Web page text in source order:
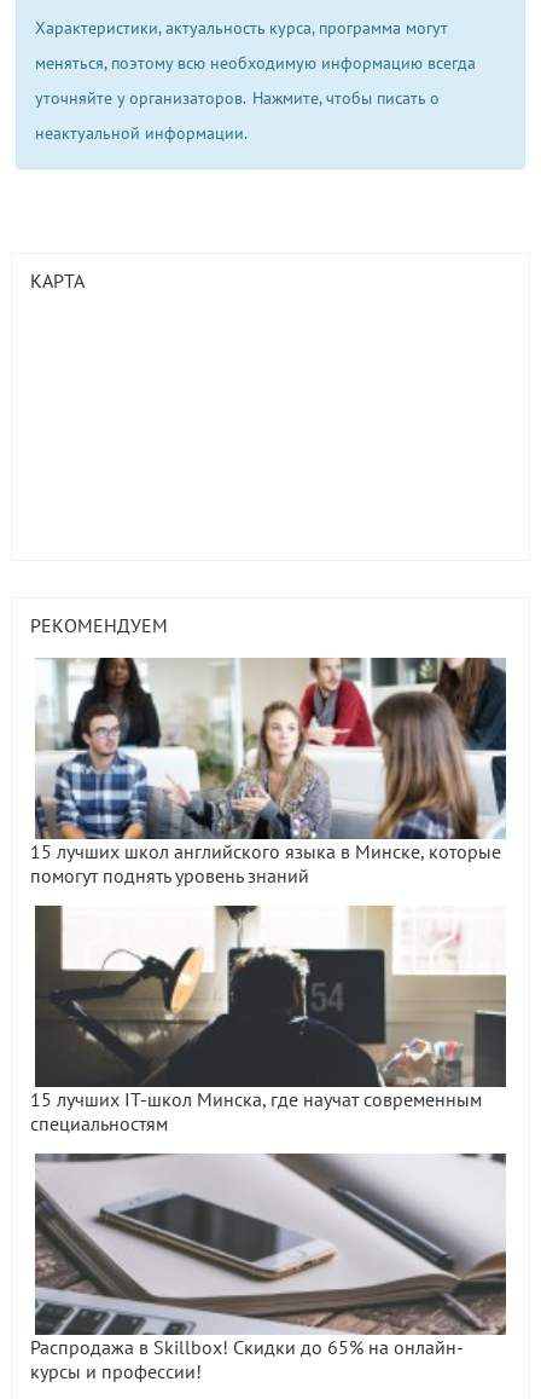
Характеристики, актуальность курса, программа могут
меняться, поэтому всю необходимую информацию всегда
уточняйте у организаторов. Нажмите, чтобы писать о
неактуальной информации.
КАРТА
РЕКОМЕНДУЕМ
15 лучших школ английского языка в Минске, которые
помогут поднять уровень знаний
15 лучших IT-школ Минска, где научат современным
специальностям
Распродажа в Skillbox! Скидки до 65% на онлайн-
курсы и профессии!